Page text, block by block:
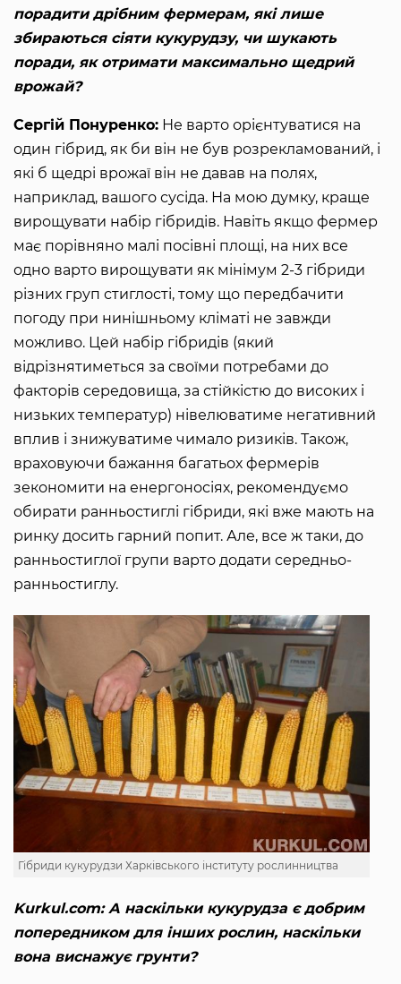
порадити дрібним фермерам, які лише
збираються сіяти кукурудзу, чи шукають
поради, як отримати максимально щедрий
врожай?
Сергій Понуренко: Не варто орієнтуватися на
один гібрид, як би він не був розрекламований, і
які б щедрі врожаї він не давав на полях,
наприклад, вашого сусіда. На мою думку, краще
вирощувати набір гібридів. Навіть якщо фермер
має порівняно малі посівні площі, на них все
одно варто вирощувати як мінімум 2-3 гібриди
різних груп стиглості, тому що передбачити
погоду при нинішньому кліматі не завжди
можливо. Цей набір гібридів (який
відрізнятиметься за своїми потребами до
факторів середовища, за стійкістю до високих і
низьких температур) нівелюватиме негативний
вплив і знижуватиме чимало ризиків. Також,
враховуючи бажання багатьох фермерів
зекономити на енергоносіях, рекомендуємо
обирати ранньостиглі гібриди, які вже мають на
ринку досить гарний попит. Але, все ж таки, до
ранньостиглої групи варто додати середньо-
ранньостиглу.
Гібриди кукурудзи Харківського інституту рослинництва
Kurkul.com: А наскільки кукурудза є добрим
попередником для інших рослин, наскільки
вона виснажує грунти?